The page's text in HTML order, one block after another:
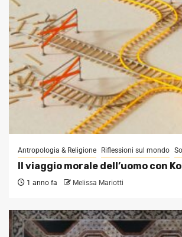
Antropologia & Religione Riflessioni sul mondo
Il viaggio morale dell’uomo con
1 anno fa Melissa Mariotti